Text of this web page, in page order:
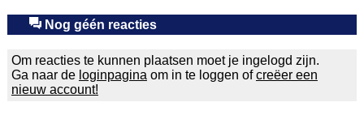
Nog géén reacties
Om reacties te kunnen plaatsen moet je ingelogd zijn.
Ga naar de loginpagina om in te loggen ofcreëer een
nieuw account!